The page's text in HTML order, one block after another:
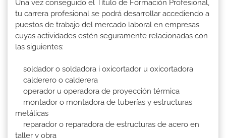
Una vez conseguido el Título de Formación Profesional,
tu carrera profesional se podrá desarrollar accediendo a
puestos de trabajo del mercado laboral en empresas
cuyas actividades estén seguramente relacionadas con
las siguientes:
soldador o soldadora i oxicortador u oxicortadora
calderero o calderera
operador u operadora de proyección térmica
montador o montadora de tuberías y estructuras
metálicas
reparador o reparadora de estructuras de acero en
taller y obra